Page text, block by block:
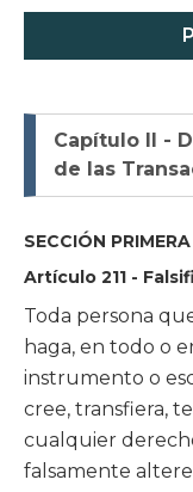
Capítulo II -
de las
SECCIÓN
Artículo 211 -
Toda persona
haga, en todo o
instrumento o
cree, transfiera,
cualquier
falsamente